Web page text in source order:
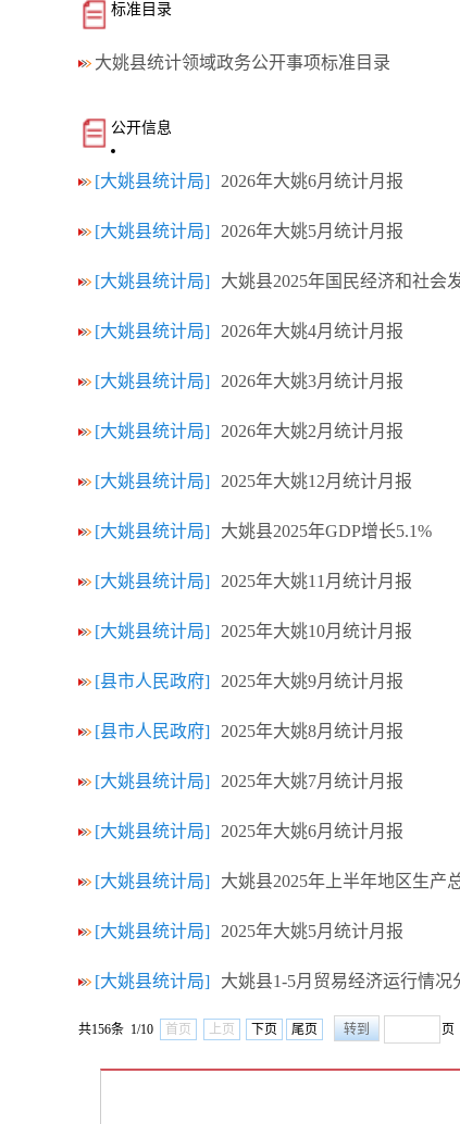
标准目录
大姚县统计领域政务公开事项标准目录
公开信息
[大姚县统计局] 2026年大姚6月统计月报
[大姚县统计局] 2026年大姚5月统计月报
[大姚县统计局] 大姚县2025年国民经济和社会
[大姚县统计局] 2026年大姚4月统计月报
[大姚县统计局] 2026年大姚3月统计月报
[大姚县统计局] 2026年大姚2月统计月报
[大姚县统计局] 2025年大姚12月统计月报
[大姚县统计局] 大姚县2025年GDP增长5.1%
[大姚县统计局] 2025年大姚11月统计月报
[大姚县统计局] 2025年大姚10月统计月报
[县市人民政府] 2025年大姚9月统计月报
[县市人民政府] 2025年大姚8月统计月报
[大姚县统计局] 2025年大姚7月统计月报
[大姚县统计局] 2025年大姚6月统计月报
[大姚县统计局] 大姚县2025年上半年地区生产
[大姚县统计局] 2025年大姚5月统计月报
[大姚县统计局] 大姚县1-5月贸易经济运行情况
共156条 1/10 首页 上页 下页 尾页 页